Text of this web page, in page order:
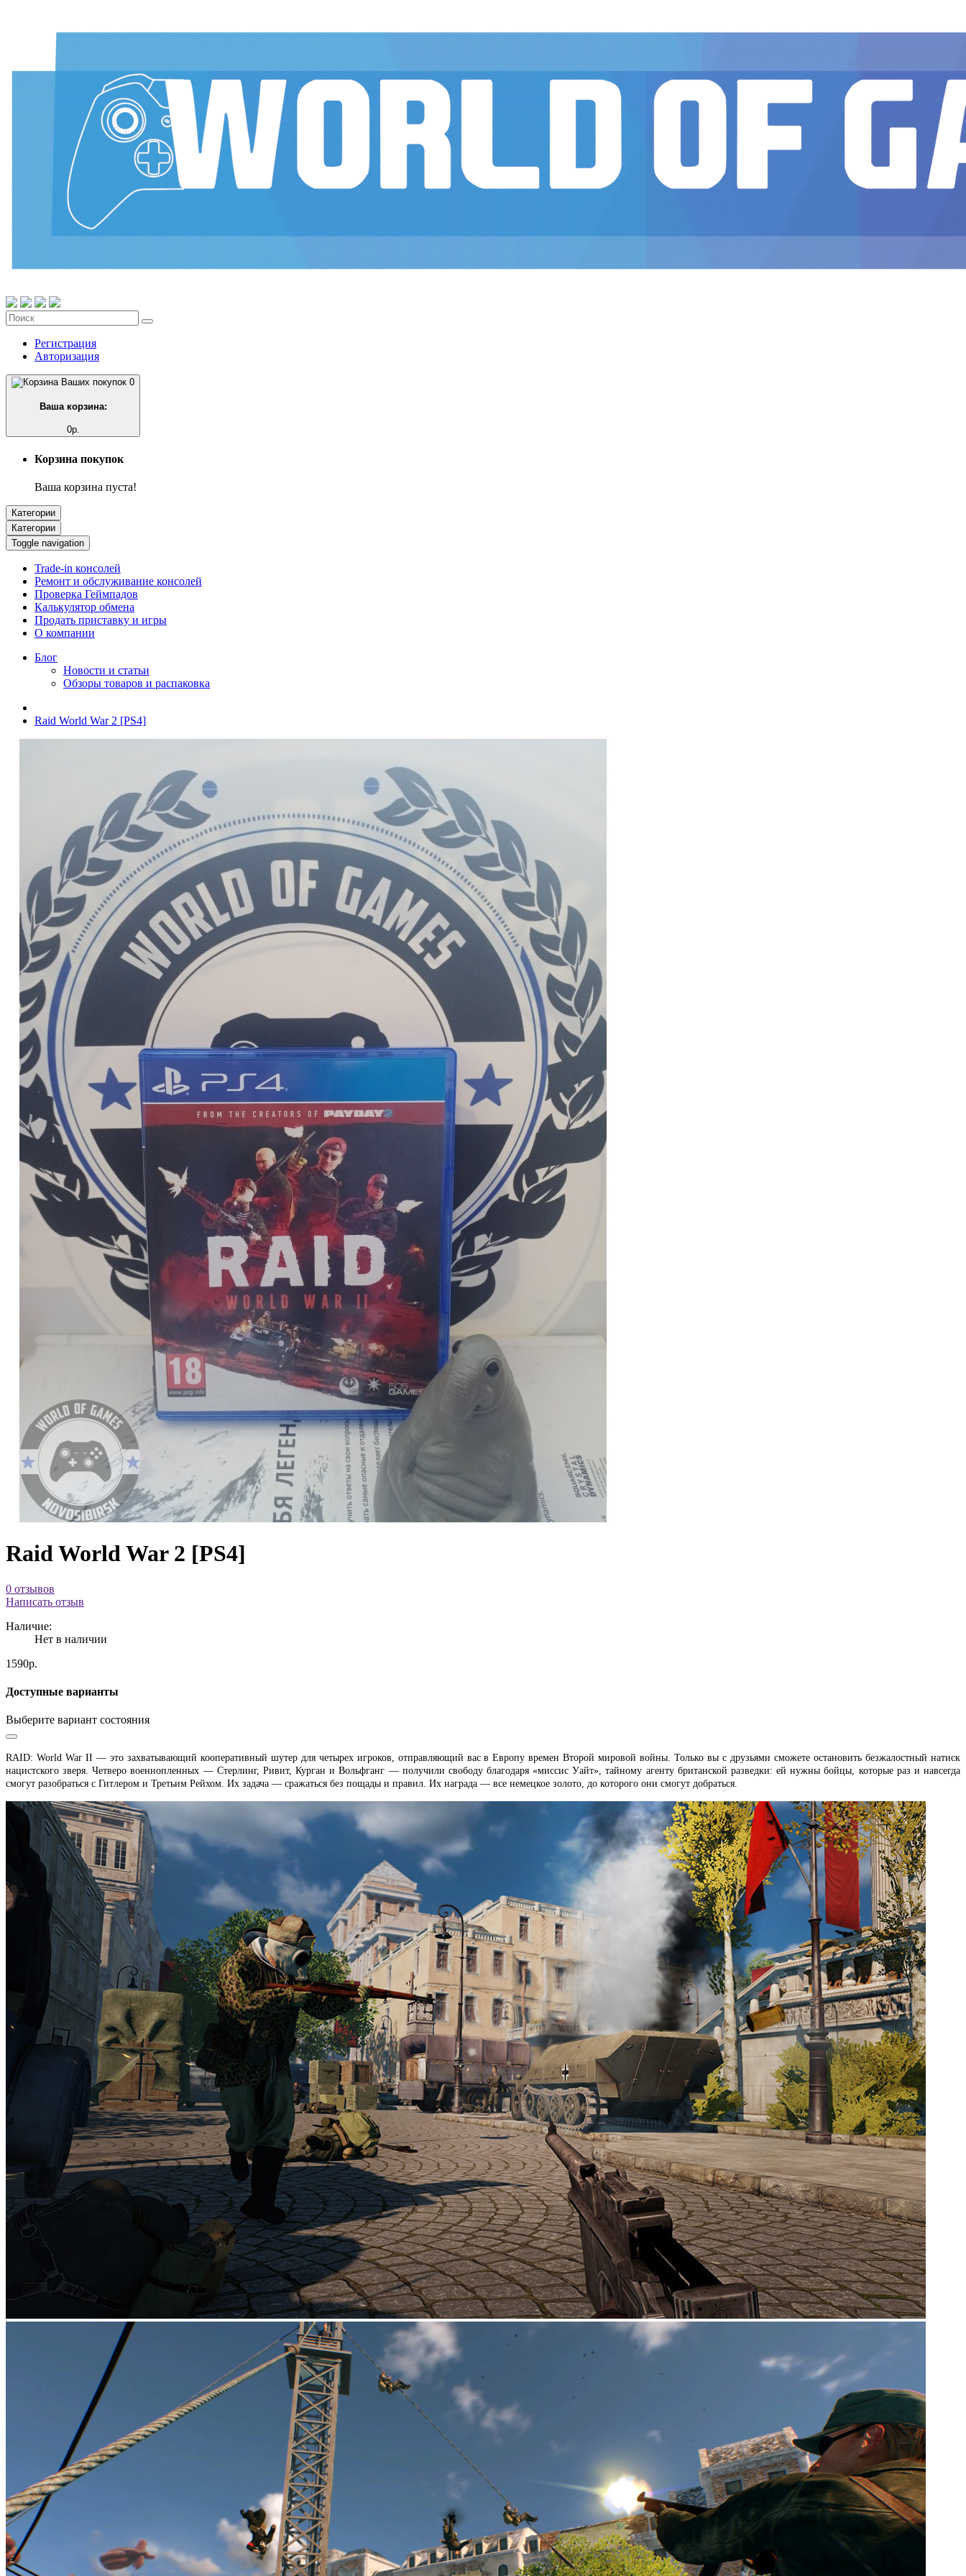
Регистрация
Авторизация
0
Ваша корзина:
0р.
Корзина покупок
Ваша корзина пуста!
Категории
Категории
Toggle navigation
Trade-in консолей
Ремонт и обслуживание консолей
Проверка Геймпадов
Калькулятор обмена
Продать приставку и игры
О компании
Блог
Новости и статьи
Обзоры товаров и распаковка
Raid World War 2 [PS4]
Raid World War 2 [PS4]
0 отзывов
Написать отзыв
Наличие:
Нет в наличии
1590р.
Доступные варианты
Выберите вариант состояния
RAID: World War II — это захватывающий кооперативный шутер для четырех игроков, отправляющий вас в Европу времен Второй мировой войны. Только вы с друзьями сможете остановить безжалостный натиск
нацистского зверя. Четверо военнопленных — Стерлинг, Ривит, Курган и Вольфганг — получили свободу благодаря «миссис Уайт», тайному агенту британской разведки: ей нужны бойцы, которые раз и навсегда
смогут разобраться с Гитлером и Третьим Рейхом. Их задача — сражаться без пощады и правил. Их награда — все немецкое золото, до которого они смогут добраться.